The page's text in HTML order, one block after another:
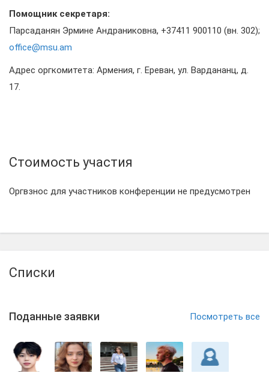
Помощник секретаря:
Парсаданян Эрмине Андраниковна, +37411 900110 (вн. 302);
office@msu.am
Адрес оргкомитета: Армения, г. Ереван, ул. Вардананц, д.
17.
Стоимость участия
Оргвзнос для участников конференции не предусмотрен
Списки
Поданные заявки Посмотреть все